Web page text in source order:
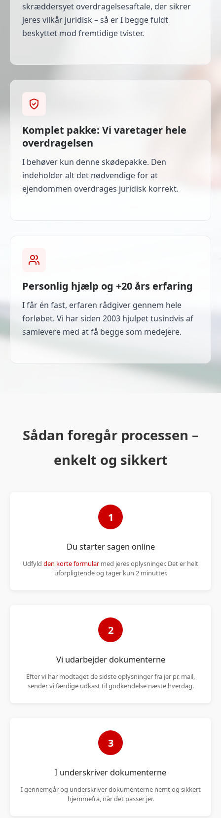
skræddersyet overdragelsesaftale, der sikrer
jeres vilkår juridisk – så er I begge fuldt
beskyttet mod fremtidige tvister.
Komplet pakke: Vi varetager hele
overdragelsen
I behøver kun denne skødepakke. Den
indeholder alt det nødvendige for at
ejendommen overdrages juridisk korrekt.
Personlig hjælp og +20 års erfaring
I får én fast, erfaren rådgiver gennem hele
forløbet. Vi har siden 2003 hjulpet tusindvis af
samlevere med at få begge som medejere.
Sådan foregår processen –
enkelt og sikkert
1
Du starter sagen online
Udfyld den korte formularmed jeres oplysninger. Det er helt
uforpligtende og tager kun 2 minutter.
2
Vi udarbejder dokumenterne
Efter vi har modtaget de sidste oplysninger fra jer pr. mail,
sender vi færdige udkast til godkendelse næste hverdag.
3
I underskriver dokumenterne
I gennemgår og underskriver dokumenterne nemt og sikkert
hjemmefra, når det passer jer.